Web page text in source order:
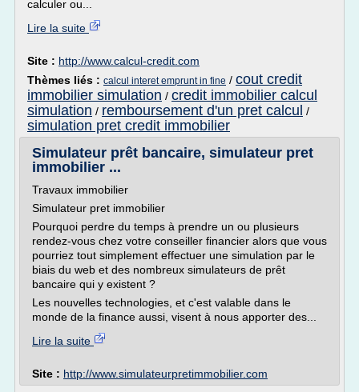
calculer ou...
Lire la suite
Site : http://www.calcul-credit.com
Thèmes liés : calcul interet emprunt in fine / cout credit
immobilier simulation / credit immobilier calcul
simulation / remboursement d'un pret calcul /
simulation pret credit immobilier
Simulateur prêt bancaire, simulateur pret
immobilier ...
Travaux immobilier
Simulateur pret immobilier
Pourquoi perdre du temps à prendre un ou plusieurs
rendez-vous chez votre conseiller financier alors que vous
pourriez tout simplement effectuer une simulation par le
biais du web et des nombreux simulateurs de prêt
bancaire qui y existent ?
Les nouvelles technologies, et c'est valable dans le
monde de la finance aussi, visent à nous apporter des...
Lire la suite
Site : http://www.simulateurpretimmobilier.com